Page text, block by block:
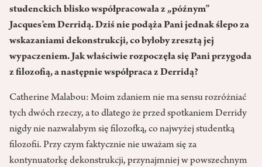
studenckich blisko współpracowała z „późnym”
Jacques’em Derridą. Dziś nie podąża Pani jednak ślepo za
wskazaniami dekonstrukcji, co byłoby zresztą jej
wypaczeniem. Jak właściwie rozpoczęła się Pani przygoda
z filozofią, a następnie współpraca z Derridą?
Catherine Malabou: Moim zdaniem nie ma sensu rozróżniać
tych dwóch rzeczy, a to dlatego że przed spotkaniem Derridy
nigdy nie nazwałabym się filozofką, co najwyżej studentką
filozofii. Przy czym faktycznie nie uważam się za
kontynuatorkę dekonstrukcji, przynajmniej w powszechnym